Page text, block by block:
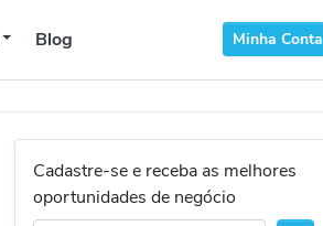
Blog Minha Conta
Cadastre-se e receba as melhores
oportunidades de negócio